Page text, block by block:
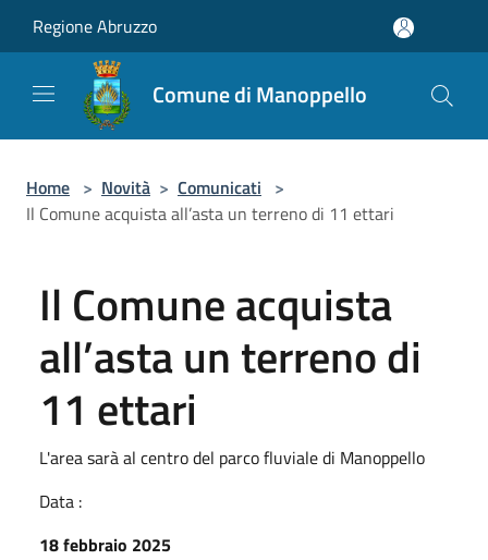
Regione Abruzzo
Comune di Manoppello
Home > Novità > Comunicati >
Il Comune acquista all’asta un terreno di 11 ettari
Il Comune acquista
all’asta un terreno di
11 ettari
L'area sarà al centro del parco fluviale di Manoppello
Data :
18 febbraio 2025